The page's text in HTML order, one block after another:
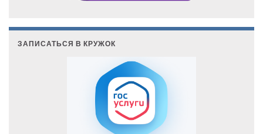
ЗАПИСАТЬСЯ В КРУЖОК